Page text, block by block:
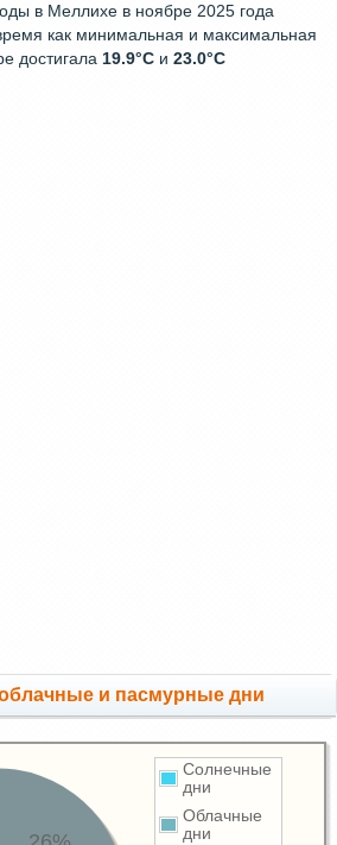
в Меллихе в ноябре 2025 года
как минимальная и максимальная
достигала 19.9°C и 23.0°C
и пасмурные дни
Солнечные
дни
Облачные
дни